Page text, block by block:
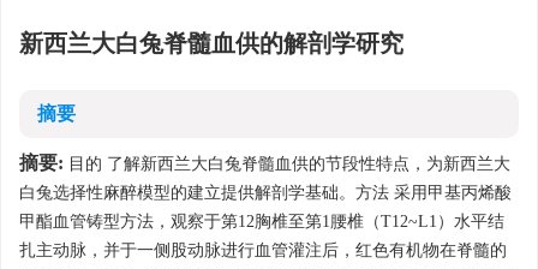
新西兰大白兔脊髓血供的解剖学研究
摘要
摘要: 目的 了解新西兰大白兔脊髓血供的节段性特点，为新西兰大
白兔选择性麻醉模型的建立提供解剖学基础。方法 采用甲基丙烯酸
甲酯血管铸型方法，观察于第12胸椎至第1腰椎（T12~L1）水平结
扎主动脉，并于一侧股动脉进行血管灌注后，红色有机物在脊髓的